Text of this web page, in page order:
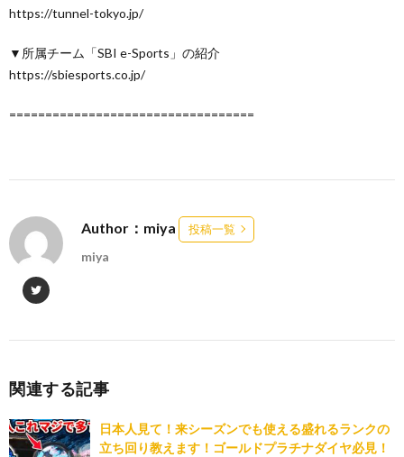
https://tunnel-tokyo.jp/
▼所属チーム「SBI e-Sports」の紹介
https://sbiesports.co.jp/
==================================
Author：miya 投稿一覧
miya
関連する記事
日本人見て！来シーズンでも使える盛れるランクの
立ち回り教えます！ゴールドプラチナダイヤ必見！